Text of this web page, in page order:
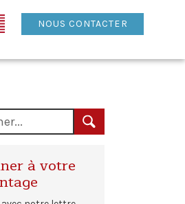
NOUS CONTACTER
à votre